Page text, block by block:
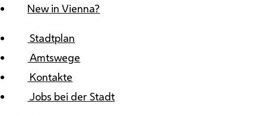
New in Vienna?
Stadtplan
Amtswege
Kontakte
Jobs bei der Stadt